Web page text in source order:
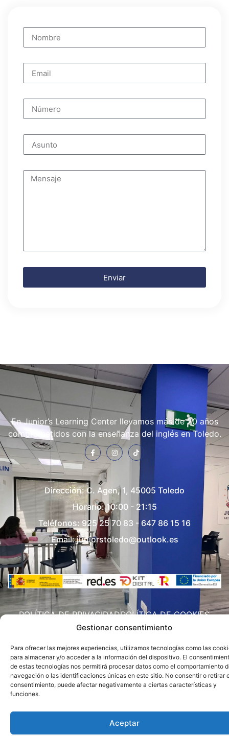
Gestionar consentimiento
Para ofrecer las mejores experiencias, utilizamos tecnologías como las
para almacenar y/o acceder a la información del dispositivo. El
de estas tecnologías nos permitirá procesar datos como el comportamiento
navegación o las identificaciones únicas en este sitio. No consentir o retirar
consentimiento, puede afectar negativamente a ciertas características y
funciones.
Aceptar
Enviar
En Junior’s Learning Center llevamos más de 20 años
comprometidos con la enseñanza del inglés en Toledo.
Dirección:C. Agen, 1, 45005 Toledo
Horario: 10:00 - 21:15
Teléfonos:925 25 70 83 - 647 86 15 16
Email:juniorstoledo@outlook.es
POLÍTICA DE PRIVACIDADPOLÍTICA DE COOKIES
AVISO LEGAL
Espacio desarrollado porKliché Publicidad